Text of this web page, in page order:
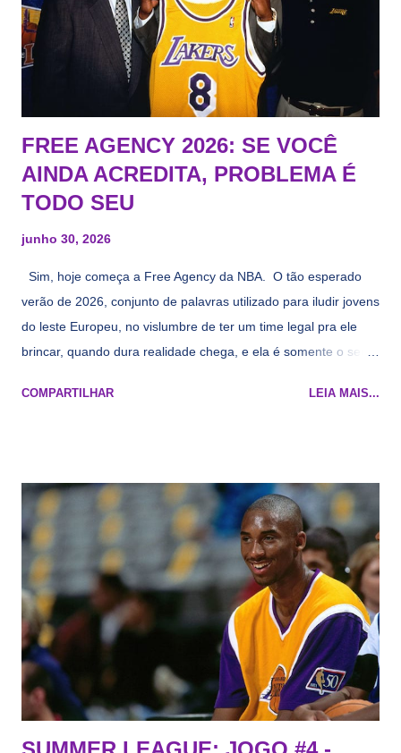
FREE AGENCY 2026: SE VOCÊ
AINDA ACREDITA, PROBLEMA É
TODO SEU
junho 30, 2026
Sim, hoje começa a Free Agency da NBA. O tão esperado
verão de 2026, conjunto de palavras utilizado para iludir jovens
do leste Europeu, no vislumbre de ter um time legal pra ele
brincar, quando dura realidade chega, e ela é somente o seu
cara de decrépito, mas que aparentemente ainda é jovem.
vezes a gente esquece mesmo. Então, como diria o Marcelo
Tas no Telecurso 2000 , É HORA DA REVISÃO! Ah, e quase
todos esses nomes foram linkados ao Lakers. Se de fato há o
interesse, não importa, o nosso compromisso é sempre com a
informação, a veracidade vem depois. E do Lakers hein? Até
agora nada de Ruim Hachaomuro (dizem que Nets tem
interesse) e LeBrão James - esse sendo assediado pelo
Draymond Green enquanto chora pro Cavs contrat...
COMPARTILHAR LEIA MAIS...